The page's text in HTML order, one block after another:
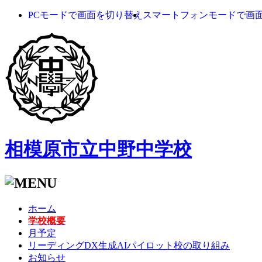
PCモードで画面を切り替え スマートフォンモードで画
相模原市立中野中学校
ホーム
学校概要
月予定
リーディングDX生成AIパイロット校の取り組み
お知らせ